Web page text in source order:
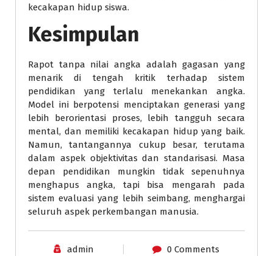
kecakapan hidup siswa.
Kesimpulan
Rapot tanpa nilai angka adalah gagasan yang
menarik di tengah kritik terhadap sistem
pendidikan yang terlalu menekankan angka.
Model ini berpotensi menciptakan generasi yang
lebih berorientasi proses, lebih tangguh secara
mental, dan memiliki kecakapan hidup yang baik.
Namun, tantangannya cukup besar, terutama
dalam aspek objektivitas dan standarisasi. Masa
depan pendidikan mungkin tidak sepenuhnya
menghapus angka, tapi bisa mengarah pada
sistem evaluasi yang lebih seimbang, menghargai
seluruh aspek perkembangan manusia.
admin 0 Comments